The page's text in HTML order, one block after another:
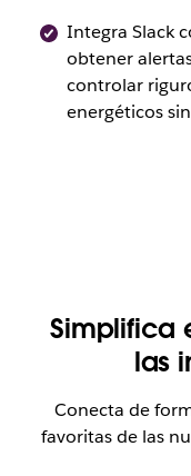
Integra Slack
obtener
controlar
energéticos
Simplifica
las
Conecta de
favoritas de las